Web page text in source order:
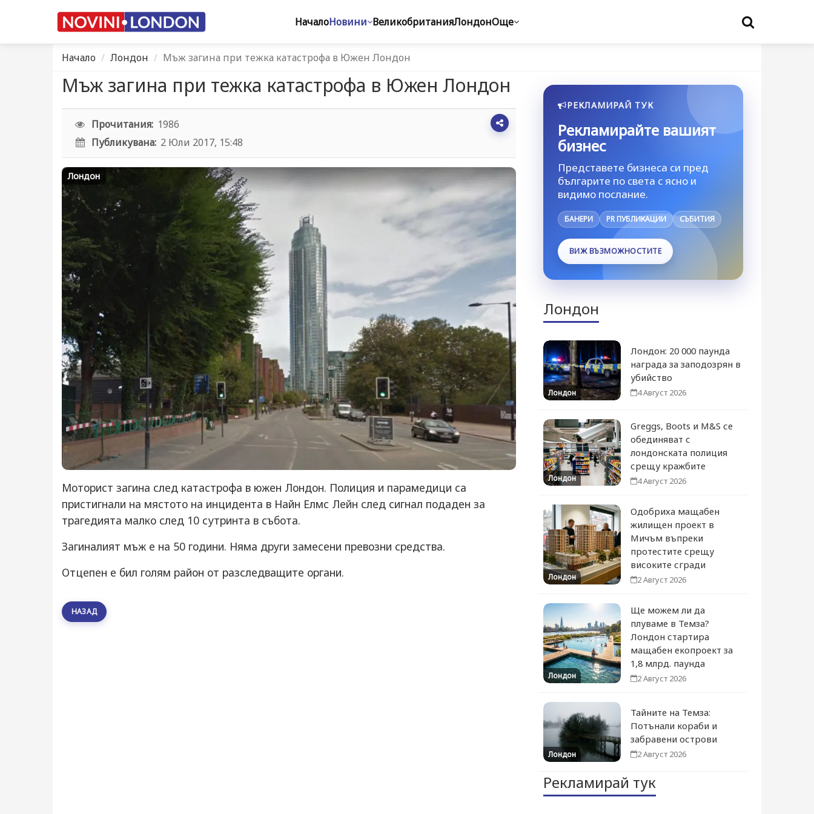
НачалоНовини ВеликобританияЛондонОще
Начало Лондон Мъж загина при тежка катастрофа в Южен Лондон
Мъж загина при тежка катастрофа в Южен Лондон
Прочитания: 1986
Публикувана: 2 Юли 2017, 15:48
Лондон
Моторист загина след катастрофа в южен Лондон. Полиция и парамедици са
пристигнали на мястото на инцидента в Найн Елмс Лейн след сигнал подаден за
трагедията малко след 10 сутринта в събота.
Загиналият мъж е на 50 години. Няма други замесени превозни средства.
Отцепен е бил голям район от разследващите органи.
НАЗАД
РЕКЛАМИРАЙ ТУК
Рекламирайте вашият
бизнес
Представете бизнеса си пред
българите по света с ясно и
видимо послание.
БАНЕРИ PR ПУБЛИКАЦИИ СЪБИТИЯ
ВИЖ ВЪЗМОЖНОСТИТЕ
Лондон
Лондон
Лондон: 20 000 паунда
награда за заподозрян в
убийство
4 Август 2026
Лондон
Greggs, Boots и M&S се
обединяват с
лондонската полиция
срещу кражбите
4 Август 2026
Лондон
Одобриха мащабен
жилищен проект в
Мичъм въпреки
протестите срещу
високите сгради
2 Август 2026
Лондон
Ще можем ли да
плуваме в Темза?
Лондон стартира
мащабен екопроект за
1,8 млрд. паунда
2 Август 2026
Лондон
Тайните на Темза:
Потънали кораби и
забравени острови
2 Август 2026
Рекламирай тук